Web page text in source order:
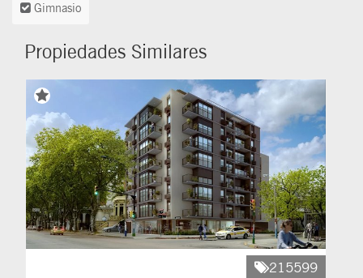
Gimnasio
Propiedades Similares
215599